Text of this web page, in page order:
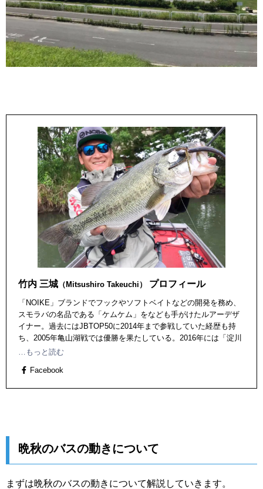
竹内 三城 （Mitsushiro Takeuchi） プロフィール
「NOIKE」ブランドでフックやソフトベイトなどの開発を務め、
スモラバの名品である「ケムケム」をなども手がけたルアーデザ
イナー。過去にはJBTOP50に2014年まで参戦していた経歴も持
ち、2005年亀山湖戦では優勝を果たしている。2016年には「淀川
大明解ＭＡＰ」を監修するなど広い分野で活躍中。
…もっと読む
Facebook
晩秋のバスの動きについて
まずは晩秋のバスの動きについて解説していきます。